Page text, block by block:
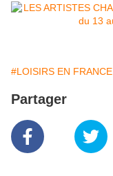
#LOISIRS EN FRANCE
Partager